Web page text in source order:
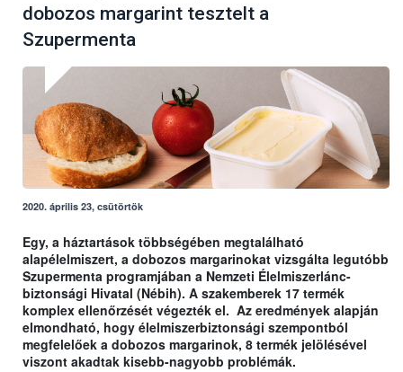
dobozos margarint tesztelt a
Szupermenta
2020. április 23, csütörtök
Egy, a háztartások többségében megtalálható
alapélelmiszert, a dobozos margarinokat vizsgálta legutóbb
Szupermenta programjában a Nemzeti Élelmiszerlánc-
biztonsági Hivatal (Nébih). A szakemberek 17 termék
komplex ellenőrzését végezték el. Az eredmények alapján
elmondható, hogy élelmiszerbiztonsági szempontból
megfelelőek a dobozos margarinok, 8 termék jelölésével
viszont akadtak kisebb-nagyobb problémák.